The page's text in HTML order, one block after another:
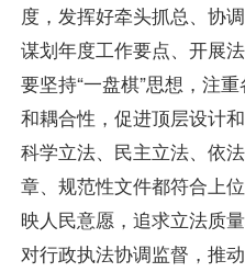
度，发挥好牵头抓总、协
谋划年度工作要点、开展
要坚持“一盘棋”思想，注
和耦合性，促进顶层设计
科学立法、民主立法、依
章、规范性文件都符合上
映人民意愿，追求立法质
对行政执法协调监督，推